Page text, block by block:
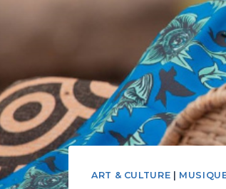
ART & CULTURE